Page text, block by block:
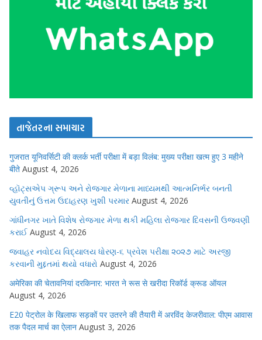
તાજેતરના સમાચાર
गुजरात यूनिवर्सिटी की क्लर्क भर्ती परीक्षा में बड़ा विलंब: मुख्य परीक्षा खत्म हुए 3 महीने
बीते August 4, 2026
વ્હૉટ્સએપ ગ્રૂપ અને રોજગાર મેળાના માધ્યમથી આત્મનિર્ભર બનતી
યુવતીનું ઉત્તમ ઉદાહરણ ખુશી પરમાર August 4, 2026
ગાંધીનગર ખાતે વિશેષ રોજગાર મેળા થકી મહિલા રોજગાર દિવસની ઉજવણી
કરાઈ August 4, 2026
જવાહર નવોદય વિદ્યાલય ધોરણ-૬ પ્રવેશ પરીક્ષા ૨૦૨૭ માટે અરજી
કરવાની મુદ્દતમાં થયો વધારો August 4, 2026
अमेरिका की चेतावनियां दरकिनार: भारत ने रूस से खरीदा रिकॉर्ड क्रूड ऑयल
August 4, 2026
E20 पेट्रोल के खिलाफ सड़कों पर उतरने की तैयारी में अरविंद केजरीवाल: पीएम आवास
तक पैदल मार्च का ऐलान August 3, 2026